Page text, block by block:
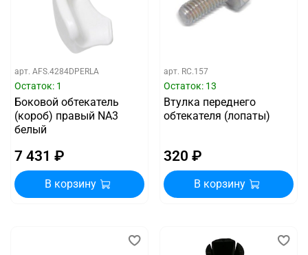
арт. AFS.4284DPERLA
Остаток: 1
Боковой обтекатель
(короб) правый NA3
белый
7 431 ₽
В корзину
арт. RC.157
Остаток: 13
Втулка переднего
обтекателя (лопаты)
320 ₽
В корзину